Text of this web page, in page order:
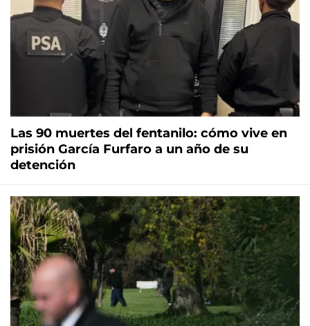
Las 90 muertes del fentanilo: cómo vive en
prisión García Furfaro a un año de su
detención